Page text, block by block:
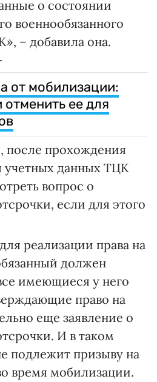
о состоянии
военнообязанного
– добавила она.
от мобилизации:
отменить ее для
после прохождения
учетных данных ТЦК
вопрос о
если для этого
реализации права на
должен
имеющиеся у него
право на
еще заявление о
И в таком
подлежит призыву на
время мобилизации.